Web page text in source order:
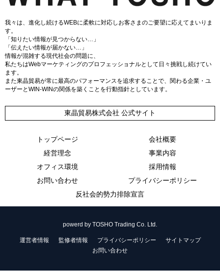
我々は、進化し続けるWEBに柔軟に対応しお客さまのご要望に応えてまいりま
す。
「知りたい情報が見つからない…」
「伝えたい情報が届かない…」
情報が混雑する現代社会の問題に、
私たちはWebマーケティングのプロフェッショナルとして日々挑戦し続けてい
ます。
また東晶貿易が常に最高のパフォーマンスを追求することで、関わる企業・ユ
ーザーとWIN-WINの関係を築くことを行動指針としています。
東晶貿易株式会社 公式サイト
トップページ
会社概要
経営理念
事業内容
オフィス環境
採用情報
お問い合わせ
プライバシーポリシー
反社会的勢力排除宣言
powerd by TOSHO Trading Co. Ltd.
運営者情報 監修者情報 プライバシーポリシー
サイトマップ
お問い合わせ